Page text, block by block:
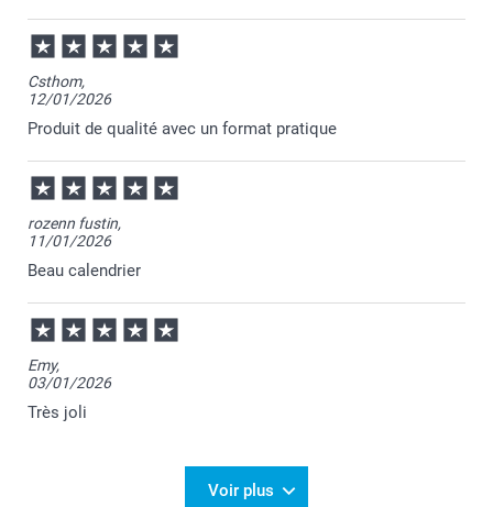
Csthom,
12/01/2026
Produit de qualité avec un format pratique
rozenn fustin,
11/01/2026
Beau calendrier
Emy,
03/01/2026
Très joli
Voir plus